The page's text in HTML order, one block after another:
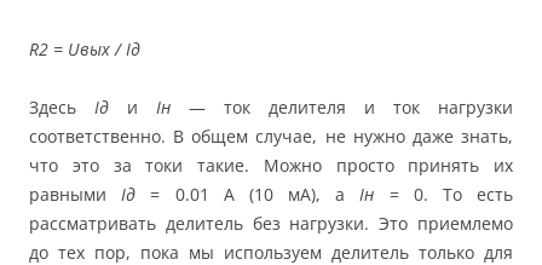
R2 = Uвых / Iд
Здесь Iд и Iн — ток делителя и ток нагрузки
соответственно. В общем случае, не нужно даже знать,
что это за токи такие. Можно просто принять их
равнымиIд = 0.01 А (10 мА), аIн = 0. То есть
рассматривать делитель без нагрузки. Это приемлемо
до тех пор, пока мы используем делитель только для